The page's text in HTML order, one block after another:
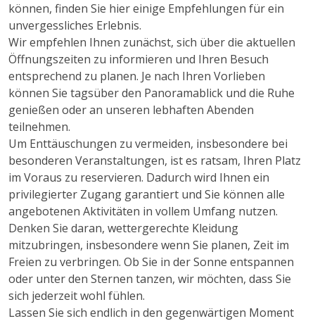
können, finden Sie hier einige Empfehlungen für ein
unvergessliches Erlebnis.
Wir empfehlen Ihnen zunächst, sich über die aktuellen
Öffnungszeiten zu informieren und Ihren Besuch
entsprechend zu planen. Je nach Ihren Vorlieben
können Sie tagsüber den Panoramablick und die Ruhe
genießen oder an unseren lebhaften Abenden
teilnehmen.
Um Enttäuschungen zu vermeiden, insbesondere bei
besonderen Veranstaltungen, ist es ratsam, Ihren Platz
im Voraus zu reservieren. Dadurch wird Ihnen ein
privilegierter Zugang garantiert und Sie können alle
angebotenen Aktivitäten in vollem Umfang nutzen.
Denken Sie daran, wettergerechte Kleidung
mitzubringen, insbesondere wenn Sie planen, Zeit im
Freien zu verbringen. Ob Sie in der Sonne entspannen
oder unter den Sternen tanzen, wir möchten, dass Sie
sich jederzeit wohl fühlen.
Lassen Sie sich endlich in den gegenwärtigen Moment